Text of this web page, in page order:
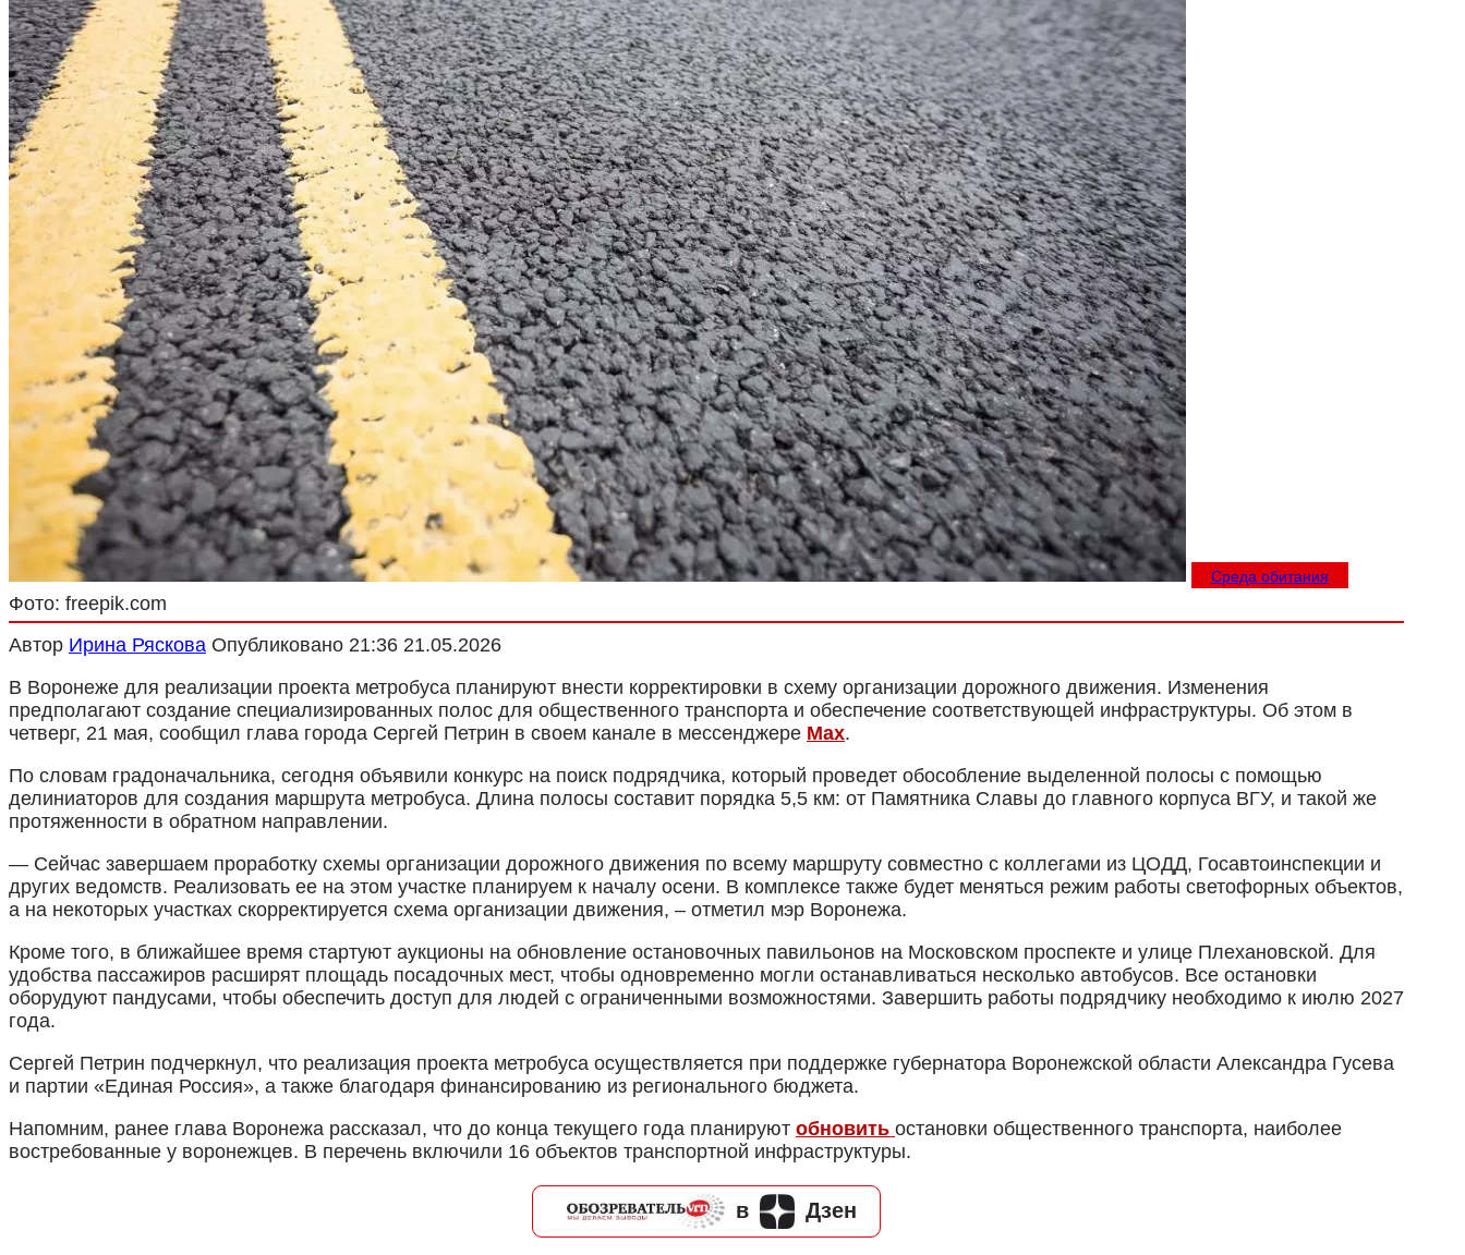
Криминал
Спорт
Черноземье
Россия
Среда обитания
Фото: freepik.com
Автор Ирина Ряскова Опубликовано 21:36 21.05.2026
В Воронеже для реализации проекта метробуса планируют внести корректировки в схему организации дорожного движения. Изменения
предполагают создание специализированных полос для общественного транспорта и обеспечение соответствующей инфраструктуры. Об этом в
четверг, 21 мая, сообщил глава города Сергей Петрин в своем канале в мессенджере Max.
По словам градоначальника, сегодня объявили конкурс на поиск подрядчика, который проведет обособление выделенной полосы с помощью
делиниаторов для создания маршрута метробуса. Длина полосы составит порядка 5,5 км: от Памятника Славы до главного корпуса ВГУ, и такой же
протяженности в обратном направлении.
— Сейчас завершаем проработку схемы организации дорожного движения по всему маршруту совместно с коллегами из ЦОДД, Госавтоинспекции и
других ведомств. Реализовать ее на этом участке планируем к началу осени. В комплексе также будет меняться режим работы светофорных объектов,
а на некоторых участках скорректируется схема организации движения, – отметил мэр Воронежа.
Кроме того, в ближайшее время стартуют аукционы на обновление остановочных павильонов на Московском проспекте и улице Плехановской. Для
удобства пассажиров расширят площадь посадочных мест, чтобы одновременно могли останавливаться несколько автобусов. Все остановки
оборудуют пандусами, чтобы обеспечить доступ для людей с ограниченными возможностями. Завершить работы подрядчику необходимо к июлю 2027
года.
Сергей Петрин подчеркнул, что реализация проекта метробуса осуществляется при поддержке губернатора Воронежской области Александра Гусева
и партии «Единая Россия», а также благодаря финансированию из регионального бюджета.
Напомним, ранее глава Воронежа рассказал, что до конца текущего года планируют обновить остановки общественного транспорта, наиболее
востребованные у воронежцев. В перечень включили 16 объектов транспортной инфраструктуры.
в Дзен